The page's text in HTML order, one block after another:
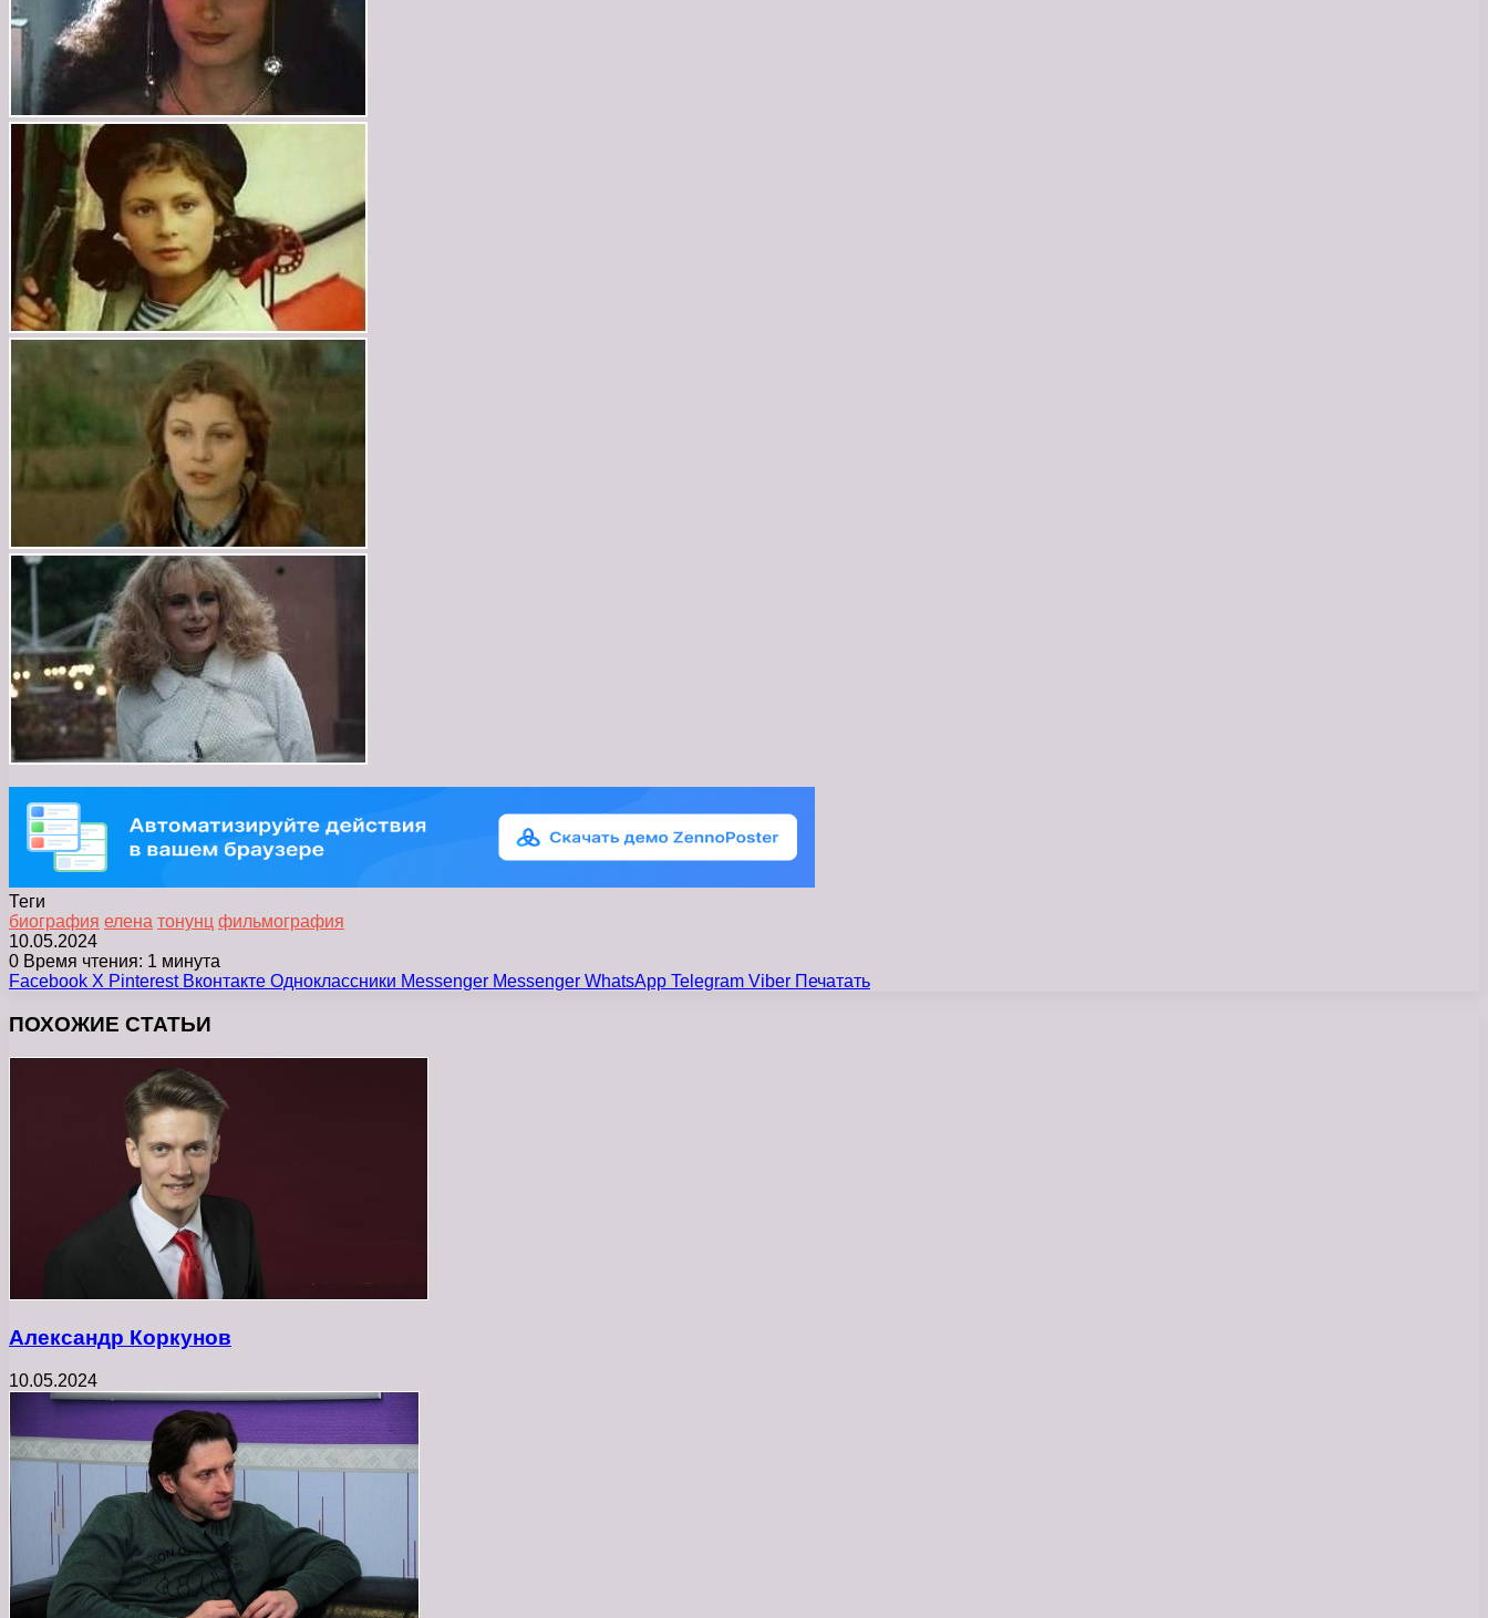
Теги
биография елена тонунц фильмография
10.05.2024
0 Время чтения: 1 минута
Facebook X Pinterest Вконтакте Одноклассники Messenger Messenger WhatsApp Telegram Viber Печатать
ПОХОЖИЕ СТАТЬИ
Александр Коркунов
10.05.2024